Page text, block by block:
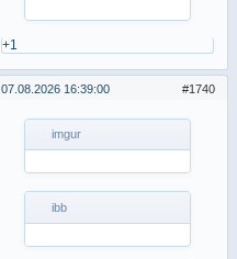
+1
1740
07.08.2026 16:39:00
imgur
ibb